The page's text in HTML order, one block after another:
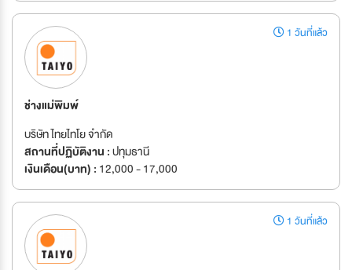
1 วันที่แล้ว
ช่างแม่พิมพ์
บริษัท ไทยไทโย จำกัด
สถานที่ปฏิบัติงาน :ปทุมธานี
เงินเดือน(บาท) : 12,000 - 17,000
1 วันที่แล้ว